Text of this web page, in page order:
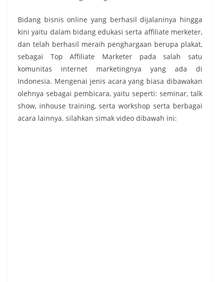
Bidang bisnis online yang berhasil dijalaninya hingga
kini yaitu dalam bidang edukasi serta affiliate merketer,
dan telah berhasil meraih penghargaan berupa plakat,
sebagai Top Affiliate Marketer pada salah satu
komunitas internet marketingnya yang ada di
Indonesia. Mengenai jenis acara yang biasa dibawakan
olehnya sebagai pembicara, yaitu seperti: seminar, talk
show, inhouse training, serta workshop serta berbagai
acara lainnya. silahkan simak video dibawah ini: